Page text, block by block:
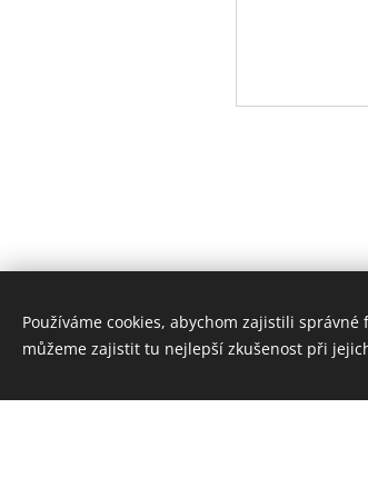
Používáme cookies, abychom zajistili
můžeme zajistit tu nejlepší zkušenost při